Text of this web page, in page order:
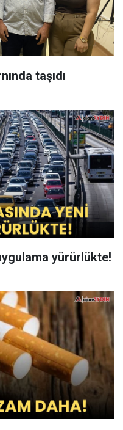
taşıdı
yürürlükte!